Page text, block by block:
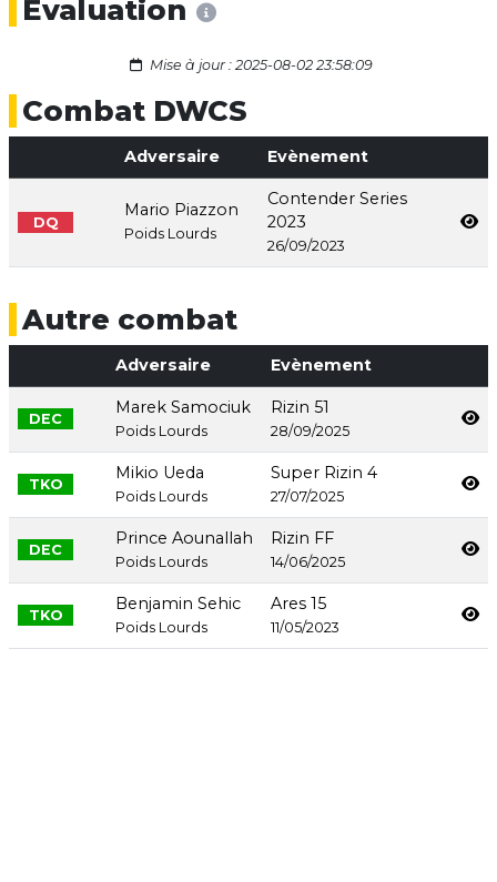
Evaluation
Mise à jour : 2025-08-02 23:58:09
Combat DWCS
Adversaire Evènement
DQ
Mario Piazzon
Poids Lourds
Contender Series
2023
26/09/2023
Autre combat
Adversaire Evènement
DEC
Marek Samociuk
Poids Lourds
Rizin 51
28/09/2025
TKO
Mikio Ueda
Poids Lourds
Super Rizin 4
27/07/2025
DEC
Prince Aounallah
Poids Lourds
Rizin FF
14/06/2025
TKO
Benjamin Sehic
Poids Lourds
Ares 15
11/05/2023